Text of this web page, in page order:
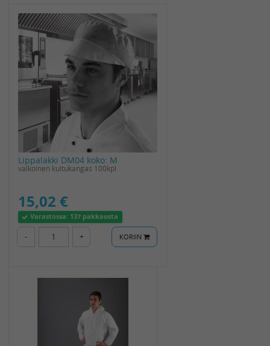
Lippalakki DM04 koko: M
valkoinen kuitukangas 100kpl
15,02 €
Varastossa: 137 pakkausta
- + KORIIN